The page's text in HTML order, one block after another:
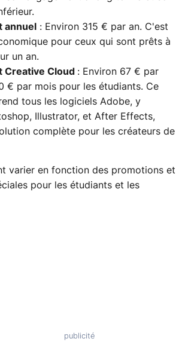
annuel : Environ 315 € par an. C'est
pour ceux qui sont prêts à
un an.
Creative Cloud : Environ 67 € par
€ par mois pour les étudiants. Ce
tous les logiciels Adobe, y
Illustrator, et After Effects,
complète pour les créateurs de
varier en fonction des promotions et
pour les étudiants et les